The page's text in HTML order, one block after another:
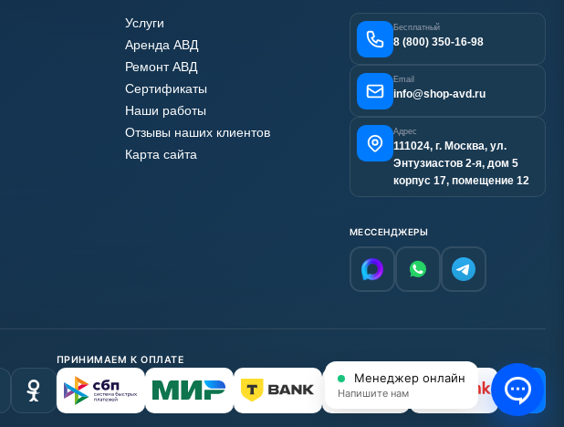
Услуги
Аренда АВД
Ремонт АВД
Сертификаты
Наши работы
Отзывы наших клиентов
Карта сайта
Бесплатный
8 (800) 350-16-98
Email
info@shop-avd.ru
Адрес
111024, г. Москва, ул.
Энтузиастов 2-я, дом 5
корпус 17, помещение 12
МЕССЕНДЖЕРЫ
ПРИНИМАЕМ К ОПЛАТЕ
С НДС
Менеджер онлайн
Напишите нам